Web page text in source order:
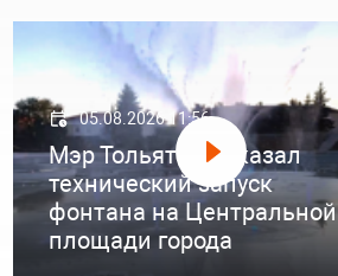
05.08.2026 11:56
Мэр Тольятти показал
технический запуск
фонтана на Центральной
площади города